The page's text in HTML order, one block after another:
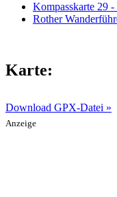
Kompasskarte 29
Rother
Karte:
Download GPX-Datei »
Anzeige